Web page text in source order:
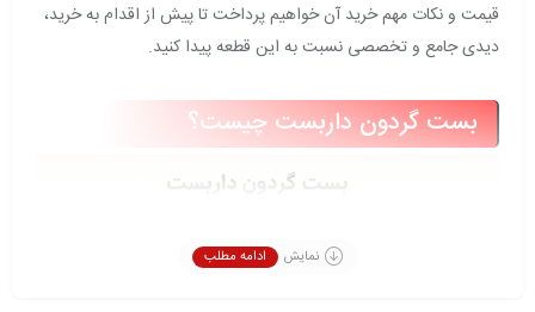
قیمت و نکات مهم خرید آن خواهیم پرداخت تا پیش از اقدام به خرید،
دیدی جامع و تخصصی نسبت به این قطعه پیدا کنید.
بست گردون داربست چیست؟
نمایش ادامه مطلب